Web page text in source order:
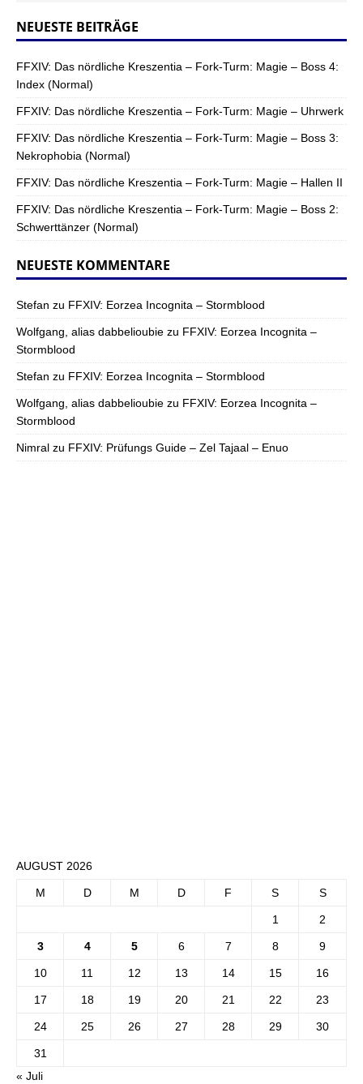
NEUESTE BEITRÄGE
FFXIV: Das nördliche Kreszentia – Fork-Turm: Magie – Boss 4:
Index (Normal)
FFXIV: Das nördliche Kreszentia – Fork-Turm: Magie – Uhrwerk
FFXIV: Das nördliche Kreszentia – Fork-Turm: Magie – Boss 3:
Nekrophobia (Normal)
FFXIV: Das nördliche Kreszentia – Fork-Turm: Magie – Hallen II
FFXIV: Das nördliche Kreszentia – Fork-Turm: Magie – Boss 2:
Schwerttänzer (Normal)
NEUESTE KOMMENTARE
Stefan zu FFXIV: Eorzea Incognita – Stormblood
Wolfgang, alias dabbelioubie zu FFXIV: Eorzea Incognita –
Stormblood
Stefan zu FFXIV: Eorzea Incognita – Stormblood
Wolfgang, alias dabbelioubie zu FFXIV: Eorzea Incognita –
Stormblood
Nimral zu FFXIV: Prüfungs Guide – Zel Tajaal – Enuo
AUGUST 2026
M D M D F S S
1 2
3 4 5 6 7 8 9
10 11 12 13 14 15 16
17 18 19 20 21 22 23
24 25 26 27 28 29 30
31
« Juli